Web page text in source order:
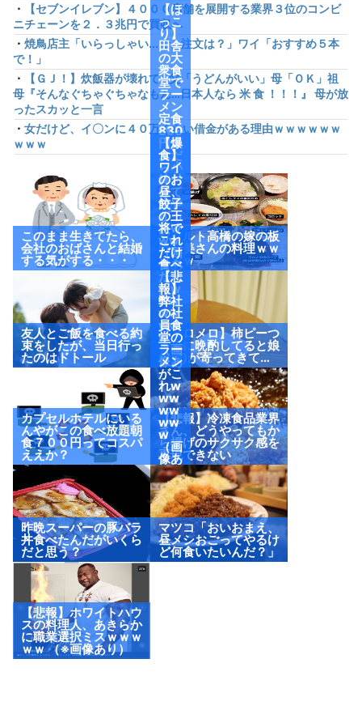
・
【セブンイレブン】４０００店舗を展開する業界３位のコンビ
ニチェーンを２．３兆円で買収へ
・ 焼鳥店主「いらっしゃい...で、注文は？」ワイ「おすすめ５本
で！」
・
【ＧＪ！】炊飯器が壊れて…父「うどんがいい」母「ＯＫ」祖
母『そんなぐちゃぐちゃなもん…日本人なら 米 食 ！！！』 母が放
ったスカッと一言
・ 女だけど、イ〇ンに４０万くらい借金がある理由ｗｗｗｗｗｗ
ｗｗｗ
このまま生きてたら、
会社のおばさんと結婚
する気がする・・・
ヤクルト高橋の嫁の板
野友美さんの料理ｗｗ
ｗｗｗ
友人とご飯を食べる約
束をしたが、当日行っ
たのはドトール
【ほ
っこ
り】
田舎
の大
衆食
堂で
ラー
メン
定食
830
円頼
んだ
ら小
鉢付
けて
来や
がっ
たw
ww
（画
像あ
り）
【メロメロ】柿ピーつ
まみに晩酌してると娘
(2歳)が寄ってきて…
カプセルホテルにいる
んやがこの食べ放題朝
食７００円ってコスパ
ええか？
【爆
食】
ワイ
のお
昼、
餃子
の王
将で
これ
だけ
食べ
たっ
たw
ww
ww
ww
w
（画
像あ
り）
【悲報】冷凍食品業界
さん、どうやってもか
ら揚げのサクサク感を
再現できない
昨晩スーパーの豚バラ
丼食べたんだがいくら
だと思う？
【悲
報】
弊社
の社
員食
堂の
ラー
メン
がこ
れw
ww
ww
ww
w
（画
像あ
り）
マツコ「おいおまえ、
昼メシおごってやるけ
ど何食いたいんだ？」
【悲報】ホワイトハウ
スの料理人、あきらか
に職業選択ミスｗｗｗ
ｗｗ （※画像あり）